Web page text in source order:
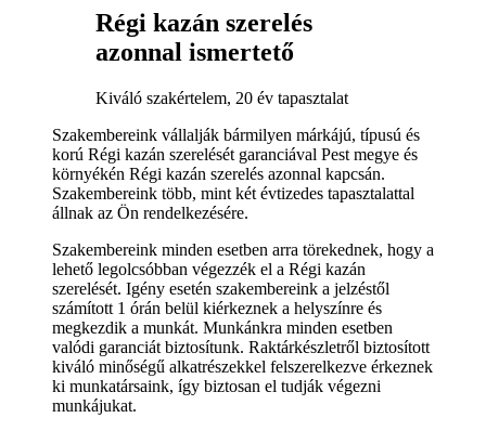
Régi kazán szerelés
azonnal ismertető
Kiváló szakértelem, 20 év tapasztalat
Szakembereink vállalják bármilyen márkájú, típusú és
korú Régi kazán szerelését garanciával Pest megye és
környékén Régi kazán szerelés azonnal kapcsán.
Szakembereink több, mint két évtizedes tapasztalattal
állnak az Ön rendelkezésére.
Szakembereink minden esetben arra törekednek, hogy a
lehető legolcsóbban végezzék el a Régi kazán
szerelését. Igény esetén szakembereink a jelzéstől
számított 1 órán belül kiérkeznek a helyszínre és
megkezdik a munkát. Munkánkra minden esetben
valódi garanciát biztosítunk. Raktárkészletről biztosított
kiváló minőségű alkatrészekkel felszerelkezve érkeznek
ki munkatársaink, így biztosan el tudják végezni
munkájukat.